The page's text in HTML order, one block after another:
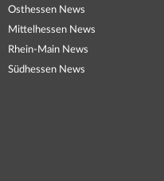
Osthessen News
Mittelhessen News
Rhein-Main News
Südhessen News